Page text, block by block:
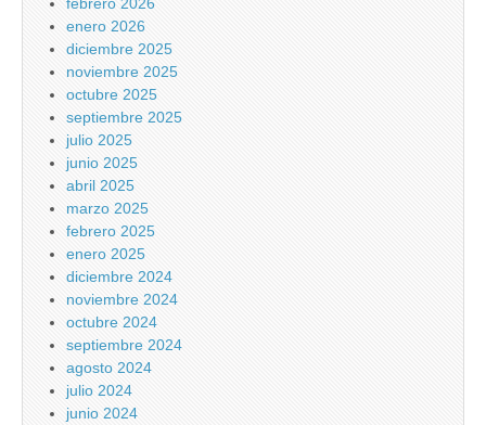
enero 2026
diciembre 2025
noviembre 2025
octubre 2025
septiembre 2025
julio 2025
junio 2025
abril 2025
marzo 2025
febrero 2025
enero 2025
diciembre 2024
noviembre 2024
octubre 2024
septiembre 2024
agosto 2024
julio 2024
junio 2024